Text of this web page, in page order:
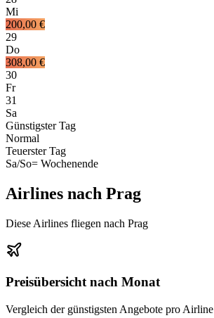
Mi
200,00 €
29
Do
308,00 €
30
Fr
31
Sa
Günstigster Tag
Normal
Teuerster Tag
Sa/So= Wochenende
Airlines nach Prag
Diese Airlines fliegen nach Prag
Preisübersicht nach Monat
Vergleich der günstigsten Angebote pro Airline